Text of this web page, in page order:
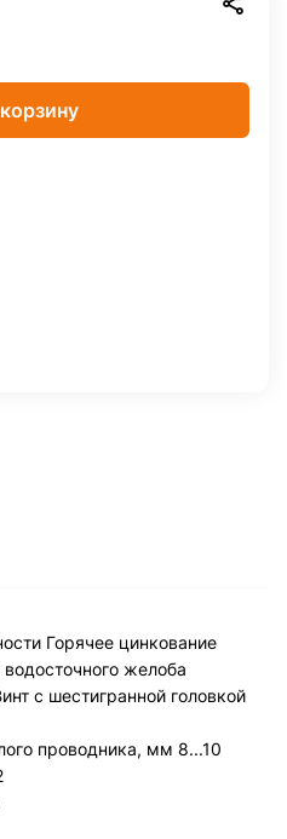
Горячее цинкование
желоба
с шестигранной головкой
проводника, мм 8...10